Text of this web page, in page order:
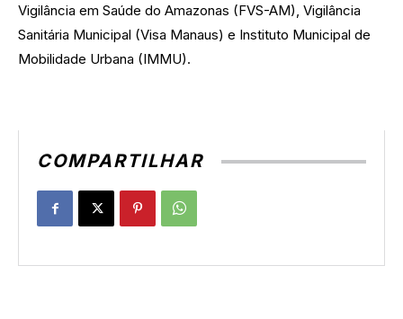
Vigilância em Saúde do Amazonas (FVS-AM), Vigilância
Sanitária Municipal (Visa Manaus) e Instituto Municipal de
Mobilidade Urbana (IMMU).
COMPARTILHAR